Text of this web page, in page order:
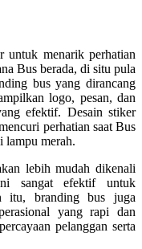
untuk menarik perhatian
Bus berada, di situ pula
bus yang dirancang
logo, pesan, dan
efektif. Desain stiker
perhatian saat Bus
lampu merah.
lebih mudah dikenali
sangat efektif untuk
itu, branding bus juga
yang rapi dan
pelanggan serta